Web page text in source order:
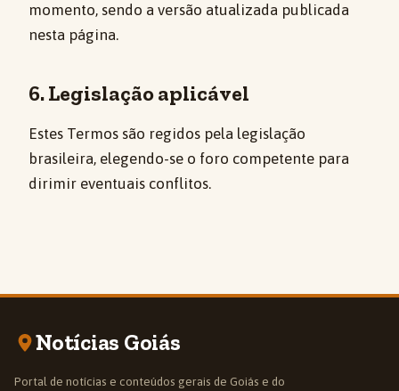
momento, sendo a versão atualizada publicada
nesta página.
6. Legislação aplicável
Estes Termos são regidos pela legislação
brasileira, elegendo-se o foro competente para
dirimir eventuais conflitos.
Notícias Goiás
Portal de notícias e conteúdos gerais de Goiás e do